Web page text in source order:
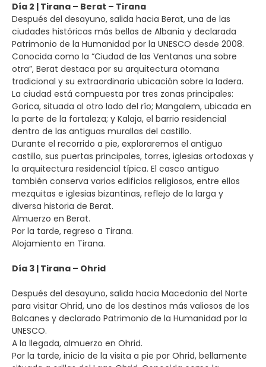
Día 2 | Tirana – Berat – Tirana
Después del desayuno, salida hacia Berat, una de las
ciudades históricas más bellas de Albania y declarada
Patrimonio de la Humanidad por la UNESCO desde 2008.
Conocida como la “Ciudad de las Ventanas una sobre
otra”, Berat destaca por su arquitectura otomana
tradicional y su extraordinaria ubicación sobre la ladera.
La ciudad está compuesta por tres zonas principales:
Gorica, situada al otro lado del río; Mangalem, ubicada en
la parte de la fortaleza; y Kalaja, el barrio residencial
dentro de las antiguas murallas del castillo.
Durante el recorrido a pie, exploraremos el antiguo
castillo, sus puertas principales, torres, iglesias ortodoxas y
la arquitectura residencial típica. El casco antiguo
también conserva varios edificios religiosos, entre ellos
mezquitas e iglesias bizantinas, reflejo de la larga y
diversa historia de Berat.
Almuerzo en Berat.
Por la tarde, regreso a Tirana.
Alojamiento en Tirana.
Día 3 | Tirana – Ohrid
Después del desayuno, salida hacia Macedonia del Norte
para visitar Ohrid, uno de los destinos más valiosos de los
Balcanes y declarado Patrimonio de la Humanidad por la
UNESCO.
A la llegada, almuerzo en Ohrid.
Por la tarde, inicio de la visita a pie por Ohrid, bellamente